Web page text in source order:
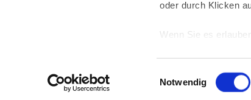
oder durch Klicken
Wenn Sie es
Ihr Gerät
Erfahren Sie mehr
Einwilligungsauswahl
Notwendig
Aspekte zur Analyse und
FACHBEREICH DEUTSCH